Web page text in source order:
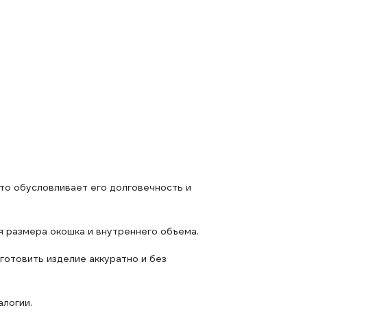
обусловливает его долговечность и
окошка и внутреннего объема.
изделие аккуратно и без